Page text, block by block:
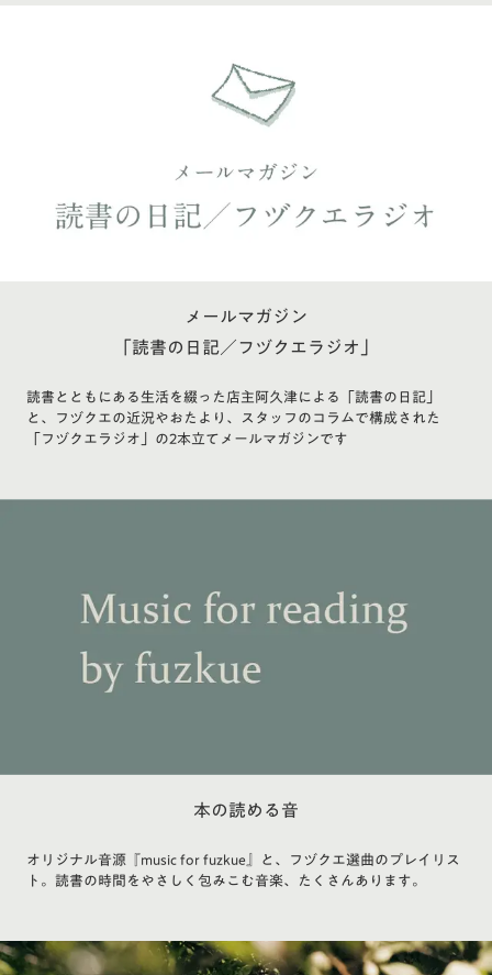
メールマガジン
「読書の日記／フヅクエラジオ」
読書とともにある生活を綴った店主阿久津による「読書の日記」
と、フヅクエの近況やおたより、スタッフのコラムで構成された
「フヅクエラジオ」の2本立てメールマガジンです
本の読める音
オリジナル音源『music for fuzkue』と、フヅクエ選曲のプレイリス
ト。読書の時間をやさしく包みこむ音楽、たくさんあります。